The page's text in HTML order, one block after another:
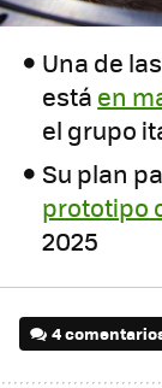
Una de
está en
el grupo
Su plan
prototipo
2025
4